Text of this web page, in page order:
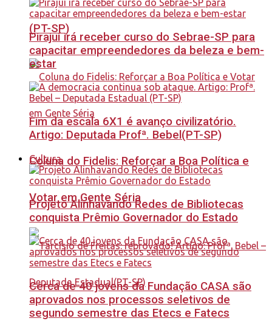
(PT-SP)
Coluna do Fidelis: Reforçar a Boa Política e
Votar em Gente Séria
Pirajuí irá receber curso do Sebrae-SP para
capacitar empreendedores da beleza e bem-
estar
Fim da escala 6X1 é avanço civilizatório.
Artigo: Deputada Profª. Bebel(PT-SP)
Cultura
Projeto Alinhavando Redes de Bibliotecas
conquista Prêmio Governador do Estado
Cerca de 40 jovens da Fundação CASA são
aprovados nos processos seletivos de
segundo semestre das Etecs e Fatecs